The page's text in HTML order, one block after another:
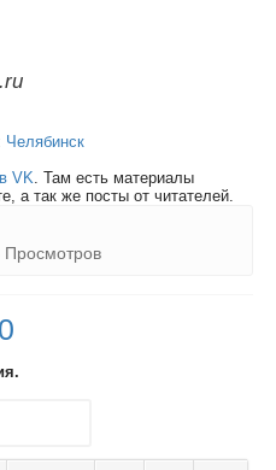
Челябинск
VK. Там есть материалы
а так же посты от читателей.